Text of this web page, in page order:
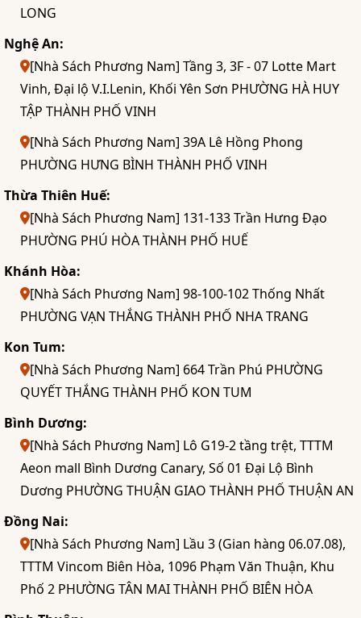
LONG
Nghệ An:
[Nhà Sách Phương Nam] Tầng 3, 3F - 07 Lotte Mart
Vinh, Đại lộ V.I.Lenin, Khối Yên Sơn PHƯỜNG HÀ HUY
TẬP THÀNH PHỐ VINH
[Nhà Sách Phương Nam] 39A Lê Hồng Phong
PHƯỜNG HƯNG BÌNH THÀNH PHỐ VINH
Thừa Thiên Huế:
[Nhà Sách Phương Nam] 131-133 Trần Hưng Đạo
PHƯỜNG PHÚ HÒA THÀNH PHỐ HUẾ
Khánh Hòa:
[Nhà Sách Phương Nam] 98-100-102 Thống Nhất
PHƯỜNG VẠN THẮNG THÀNH PHỐ NHA TRANG
Kon Tum:
[Nhà Sách Phương Nam] 664 Trần Phú PHƯỜNG
QUYẾT THẮNG THÀNH PHỐ KON TUM
Bình Dương:
[Nhà Sách Phương Nam] Lô G19-2 tầng trệt, TTTM
Aeon mall Bình Dương Canary, Số 01 Đại Lộ Bình
Dương PHƯỜNG THUẬN GIAO THÀNH PHỐ THUẬN AN
Đồng Nai:
[Nhà Sách Phương Nam] Lầu 3 (Gian hàng 06.07.08),
TTTM Vincom Biên Hòa, 1096 Phạm Văn Thuận, Khu
Phố 2 PHƯỜNG TÂN MAI THÀNH PHỐ BIÊN HÒA